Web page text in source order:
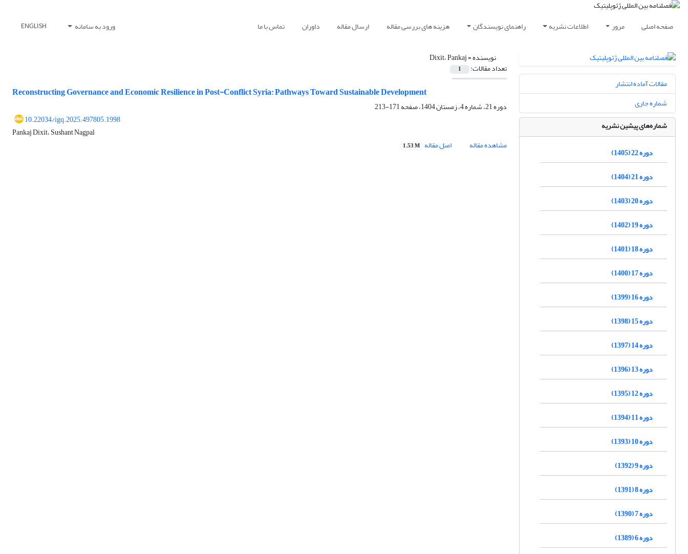
صفحه اصلی مرور اطلاعات نشریه راهنمای نویسندگان هزینه های بررسی مقاله ارسال مقاله داوران تماس با ما ورود به سامانه ENGLISH
نویسنده =Dixit، Pankaj
تعداد مقالات: 1
Reconstructing Governance and Economic Resilience in Post-Conflict Syria: Pathways Toward Sustainable Development
دوره 21، شماره 4، زمستان 1404، صفحه
171-213
10.22034/igq.2025.497805.1998
Pankaj Dixit، Sushant Nagpal
مشاهده مقاله
اصل مقاله 1.53 M
مقالات آماده انتشار
شماره جاری
شماره‌های پیشین نشریه
دوره 22 (1405)
دوره 21 (1404)
دوره 20 (1403)
دوره 19 (1402)
دوره 18 (1401)
دوره 17 (1400)
دوره 16 (1399)
دوره 15 (1398)
دوره 14 (1397)
دوره 13 (1396)
دوره 12 (1395)
دوره 11 (1394)
دوره 10 (1393)
دوره 9 (1392)
دوره 8 (1391)
دوره 7 (1390)
دوره 6 (1389)